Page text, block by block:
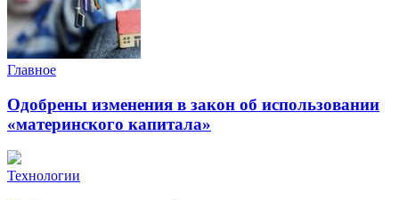
Главное
Одобрены изменения в закон об использовании
«материнского капитала»
Технологии